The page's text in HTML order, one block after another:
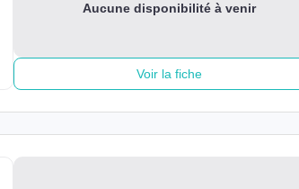
Aucune disponibilité à venir
Voir la fiche